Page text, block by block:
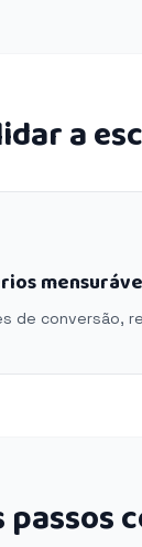
a
de conversão,
passos